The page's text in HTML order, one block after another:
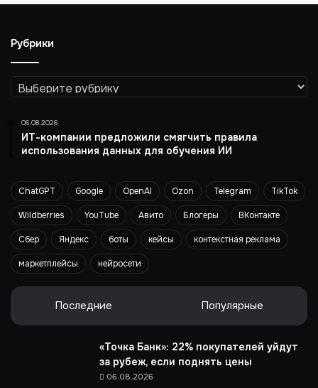
о
ы
х
м
а
о
р
д
т
Рубрики
Рубрики
06.08.2026
ИТ-компании предложили смягчить правила
использования данных для обучения ИИ
ChatGPT Google OpenAI Ozon Telegram TikTok
Wildberries YouTube Авито Блогеры ВКонтакте
Сбер Яндекс боты кейсы контекстная реклама
маркетплейсы нейросети
Последние Популярные
«Точка Банк»: 22% покупателей уйдут
за рубеж, если поднять цены
06.08.2026